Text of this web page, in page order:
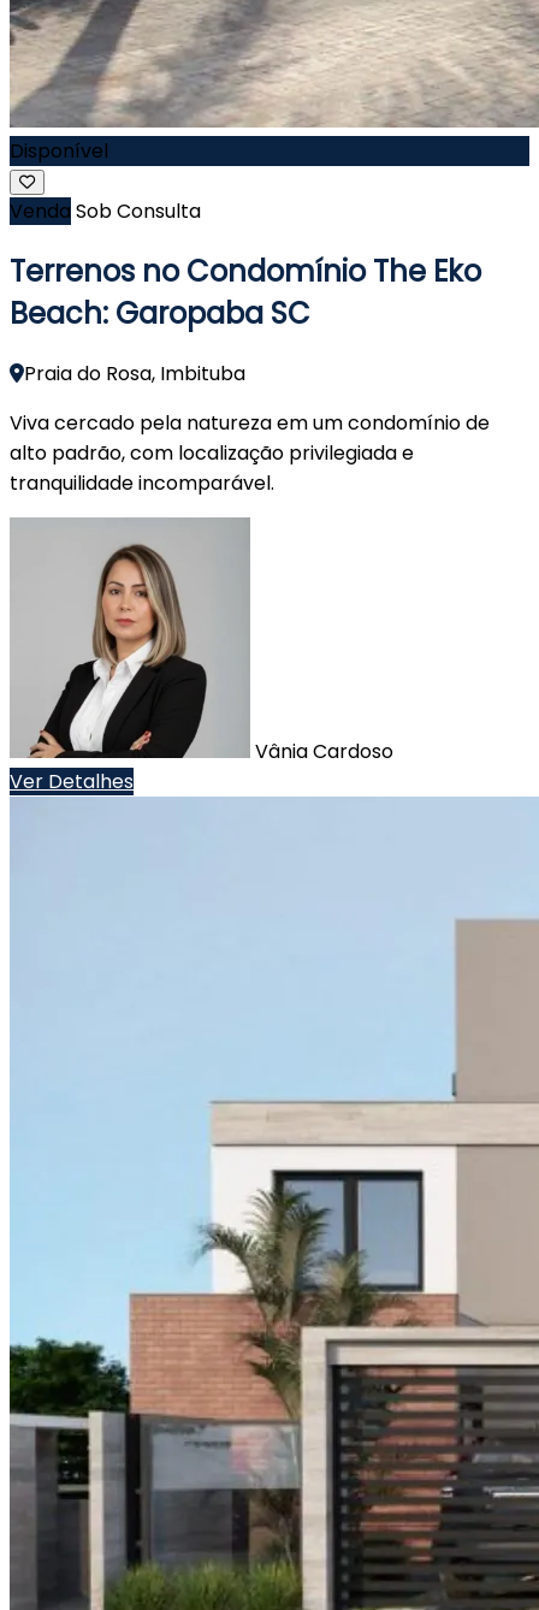
Disponível
Venda Sob Consulta
Terrenos no Condomínio The Eko
Beach: Garopaba SC
Praia do Rosa, Imbituba
Viva cercado pela natureza em um condomínio de
alto padrão, com localização privilegiada e
tranquilidade incomparável.
Vânia Cardoso
Ver Detalhes